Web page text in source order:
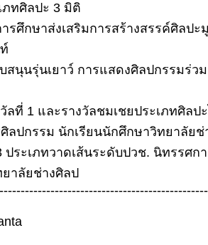
ภทศิลปะ 3 มิติ
รศึกษาส่งเสริมการสร้างสรรค์ศิลป
สนุนรุ่นเยาว์ การแสดงศิลปกรรมร่ว
ลที่ 1 และรางวัลชมเชยประเภทศิลป
ลปกรรม นักเรียนนักศึกษาวิทยาลัยช่
ประเภทวาดเส้นระดับปวช. นิทรรศก
าลัยช่างศิลป